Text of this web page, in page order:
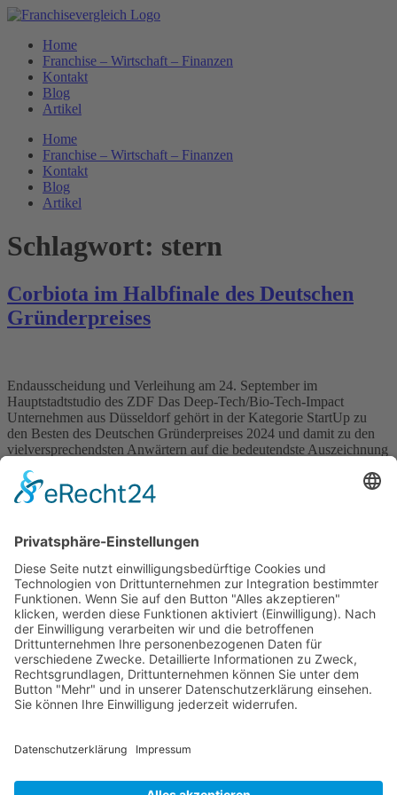
Zum
springenHome
Franchise – Wirtschaft – Finanzen
Kontakt
Blog
Artikel
Home
Franchise – Wirtschaft – Finanzen
Kontakt
Blog
Artikel
Schlagwort: stern
Corbiota im Halbfinale des Deutschen
Gründerpreises
Endausscheidung und Verleihung am 24. September im
Hauptstadtstudio des ZDF Das Deep-Tech/Bio-Tech-Impact
Unternehmen aus Düsseldorf gehört in der Kategorie StartUp zu
den Besten des Deutschen Gründerpreises 2024 und damit zu den
vielversprechendsten Anwärtern auf die bedeutendste Auszeichnung
Verleihung des renommierten Wirtschaftspreises erfolgt gemeinsam
durch die Partner stern, Sparkassen, ZDF […]
Impressum
Datenschutz
Kooperation
Werbung
Presse- und Öffentlichkeitsarbeit
Aktuelles
Themenwelt